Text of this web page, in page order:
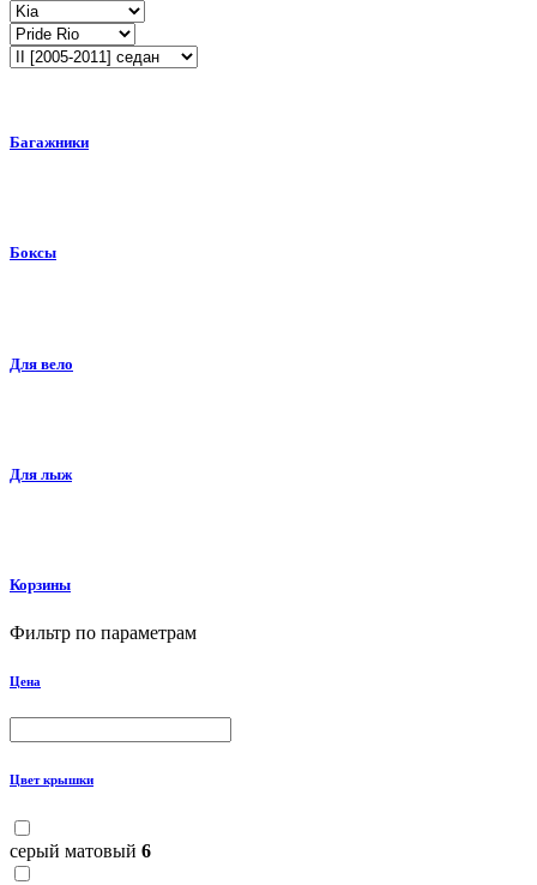
Багажники
Боксы
Для вело
Для лыж
Корзины
Фильтр по параметрам
Цена
Цвет крышки
серый матовый 6